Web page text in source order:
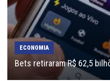
ECONOMIA
Bets retiraram R$ 62,5